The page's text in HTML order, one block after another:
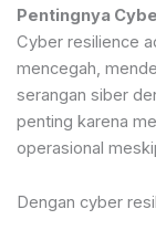
Pentingnya
Cyber resilience
mencegah,
serangan siber
penting karena
operasional
Dengan cyber